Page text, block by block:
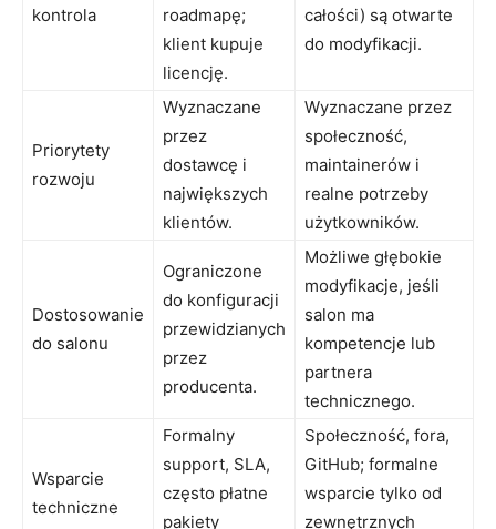
kontrola
roadmapę;
klient kupuje
licencję.
całości) są otwarte
do modyfikacji.
Priorytety
rozwoju
Wyznaczane
przez
dostawcę i
największych
klientów.
Wyznaczane przez
społeczność,
maintainerów i
realne potrzeby
użytkowników.
Dostosowanie
do salonu
Ograniczone
do konfiguracji
przewidzianych
przez
producenta.
Możliwe głębokie
modyfikacje, jeśli
salon ma
kompetencje lub
partnera
technicznego.
Wsparcie
techniczne
Formalny
support, SLA,
często płatne
pakiety
Społeczność, fora,
GitHub; formalne
wsparcie tylko od
zewnętrznych